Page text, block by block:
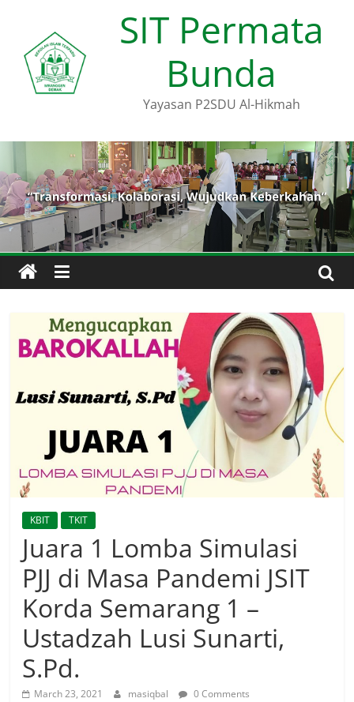
content
SIT Permata
Bunda
Yayasan P2SDU Al-Hikmah
KBIT TKIT
Juara 1 Lomba Simulasi
PJJ di Masa Pandemi JSIT
Korda Semarang 1 –
Ustadzah Lusi Sunarti,
S.Pd.
March 23, 2021 masiqbal 0 Comments